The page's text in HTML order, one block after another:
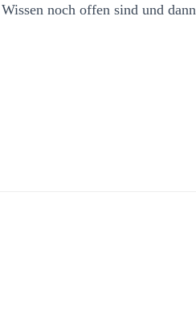
noch offen sind und dann